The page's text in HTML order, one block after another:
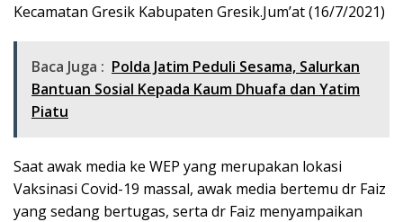
Kecamatan Gresik Kabupaten Gresik.Jum’at (16/7/2021)
Baca Juga : Polda Jatim Peduli Sesama, Salurkan
Bantuan Sosial Kepada Kaum Dhuafa dan Yatim
Piatu
Saat awak media ke WEP yang merupakan lokasi
Vaksinasi Covid-19 massal, awak media bertemu dr Faiz
yang sedang bertugas, serta dr Faiz menyampaikan